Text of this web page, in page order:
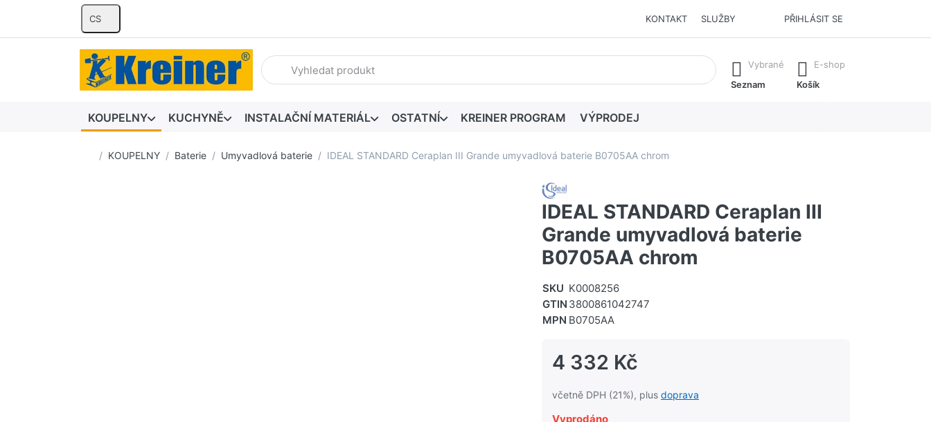
CS KONTAKT SLUŽBY PŘIHLÁSIT SE
Zadejte hledaný výraz. První výsledky se zobrazí automaticky při zadávání. Stisknutím klávesy Enter vyvoláte všechny výsledky.
Vybrané
Seznam
E-shop
Košík
KOUPELNY KUCHYNĚ INSTALAČNÍ MATERIÁL OSTATNÍ KREINER PROGRAM VÝPRODEJ
Domovská stránka
KOUPELNY Baterie Umyvadlová baterie IDEAL STANDARD Ceraplan III Grande umyvadlová baterie B0705AA chrom
IDEAL STANDARD Ceraplan III
Grande umyvadlová baterie
B0705AA chrom
SKU K0008256
GTIN 3800861042747
MPN B0705AA
4 332 Kč
včetně DPH (21%), plus doprava
Vyprodáno